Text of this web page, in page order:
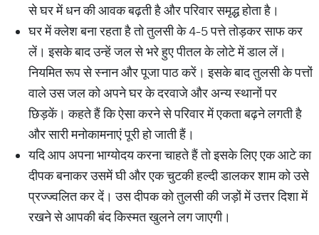
से घर में धन की आवक बढ़ती है और परिवार समृद्ध होता है।
घर में क्लेश बना रहता है तो तुलसी के 4-5 पत्ते तोड़कर साफ कर
लें। इसके बाद उन्हें जल से भरे हुए पीतल के लोटे में डाल लें।
नियमित रूप से स्नान और पूजा पाठ करें। इसके बाद तुलसी के पत्तों
वाले उस जल को अपने घर के दरवाजे और अन्य स्थानों पर
छिड़कें। कहते हैं कि ऐसा करने से परिवार में एकता बढ़ने लगती है
और सारी मनोकामनाएं पूरी हो जाती हैं।
यदि आप अपना भाग्योदय करना चाहते हैं तो इसके लिए एक आटे का
दीपक बनाकर उसमें घी और एक चुटकी हल्दी डालकर शाम को उसे
प्रज्ज्वलित कर दें। उस दीपक को तुलसी की जड़ों में उत्तर दिशा में
रखने से आपकी बंद किस्मत खुलने लग जाएगी।